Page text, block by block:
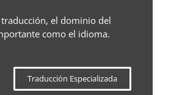
el dominio del
como el idioma.
Traducción Especializada